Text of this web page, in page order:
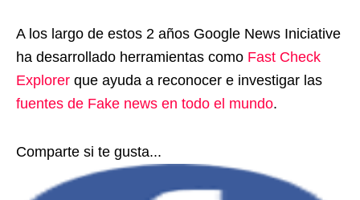
A los largo de estos 2 años Google News Iniciative
ha desarrollado herramientas como Fast Check
Explorer que ayuda a reconocer e investigar las
fuentes de Fake news en todo el mundo.
Comparte si te gusta...